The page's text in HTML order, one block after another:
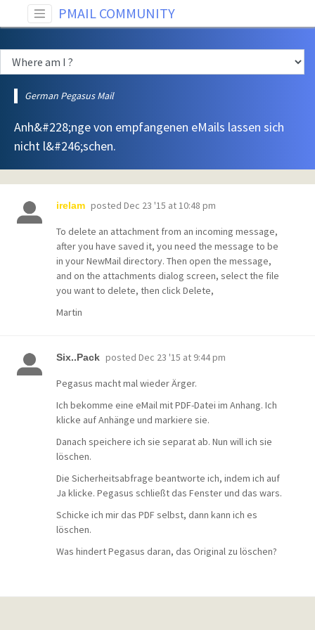
PMAIL COMMUNITY
German Pegasus Mail
Anh&#228;nge von empfangenen eMails lassen sich
nicht l&#246;schen.
irelam posted Dec 23 '15 at 10:48 pm
To delete an attachment from an incoming message,
after you have saved it, you need the message to be
in your NewMail directory. Then open the message,
and on the attachments dialog screen, select the file
you want to delete, then click Delete,
Martin
Six..Pack posted Dec 23 '15 at 9:44 pm
Pegasus macht mal wieder Ärger.
Ich bekomme eine eMail mit PDF-Datei im Anhang. Ich
klicke auf Anhänge und markiere sie.
Danach speichere ich sie separat ab. Nun will ich sie
löschen.
Die Sicherheitsabfrage beantworte ich, indem ich auf
Ja klicke. Pegasus schließt das Fenster und das wars.
Schicke ich mir das PDF selbst, dann kann ich es
löschen.
Was hindert Pegasus daran, das Original zu löschen?